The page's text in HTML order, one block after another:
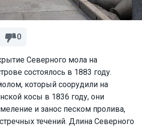
0
Северного мола на
состоялось в 1883 году.
который соорудили на
косы в 1836 году, они
и занос песком пролива,
течений. Длина Северного